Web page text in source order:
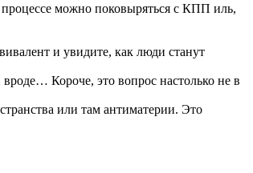
можно поковыряться с КПП иль,
и увидите, как люди станут
Короче, это вопрос настолько не в
или там антиматерии. Это